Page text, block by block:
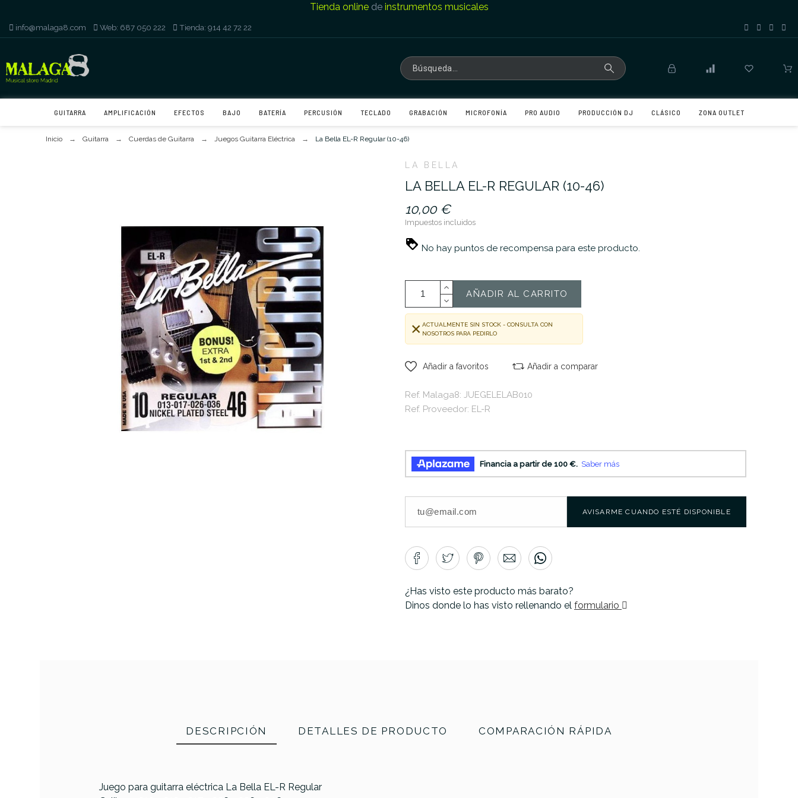
Tienda onlinede instrumentos musicales
info@malaga8.com Web: 687 050 222 Tienda: 914 42 72 22
GUITARRA AMPLIFICACIÓN EFECTOS BAJO BATERÍA PERCUSIÓN TECLADO GRABACIÓN MICROFONÍA PRO AUDIO PRODUCCIÓN DJ CLÁSICO ZONA OUTLET
Inicio Guitarra Cuerdas de Guitarra Juegos Guitarra Eléctrica La Bella EL-R Regular (10-46)
LA BELLA
LA BELLA EL-R REGULAR (10-46)
10,00 €
Impuestos incluidos
No hay puntos de recompensa para este producto.
AÑADIR AL CARRITO
ACTUALMENTE SIN STOCK - CONSULTA CON
NOSOTROS PARA PEDIRLO
Añadir a favoritos Añadir a comparar
Ref. Malaga8: JUEGELELAB010
Ref. Proveedor: EL-R
AVISARME CUANDO ESTÉ DISPONIBLE
¿Has visto este producto más barato?
Dinos donde lo has visto rellenando el formulario
DESCRIPCIÓN DETALLES DE PRODUCTO COMPARACIÓN RÁPIDA
Juego para guitarra eléctrica La Bella EL-R Regular